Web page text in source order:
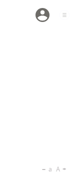
a A